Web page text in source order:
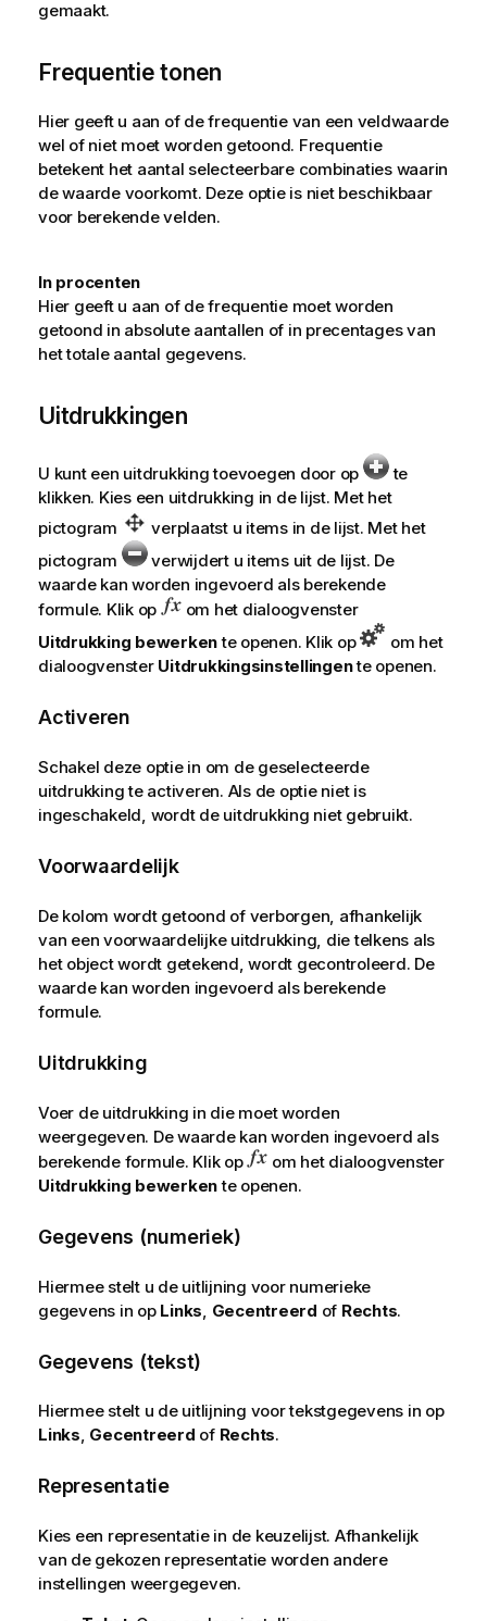
gemaakt.
Frequentie tonen
Hier geeft u aan of de frequentie van een veldwaarde
wel of niet moet worden getoond. Frequentie
betekent het aantal selecteerbare combinaties waarin
de waarde voorkomt. Deze optie is niet beschikbaar
voor berekende velden.
In procenten
Hier geeft u aan of de frequentie moet worden
getoond in absolute aantallen of in precentages van
het totale aantal gegevens.
Uitdrukkingen
U kunt een uitdrukking toevoegen door op
te
klikken. Kies een uitdrukking in de lijst. Met het
pictogram
verplaatst u items in de lijst. Met het
pictogram
verwijdert u items uit de lijst. De
waarde kan worden ingevoerd als berekende
formule. Klik op
om het dialoogvenster
Uitdrukking bewerkente openen. Klik op
om het
dialoogvenster Uitdrukkingsinstellingente openen.
Activeren
Schakel deze optie in om de geselecteerde
uitdrukking te activeren. Als de optie niet is
ingeschakeld, wordt de uitdrukking niet gebruikt.
Voorwaardelijk
De kolom wordt getoond of verborgen, afhankelijk
van een voorwaardelijke uitdrukking, die telkens als
het object wordt getekend, wordt gecontroleerd. De
waarde kan worden ingevoerd als berekende
formule.
Uitdrukking
Voer de uitdrukking in die moet worden
weergegeven. De waarde kan worden ingevoerd als
berekende formule. Klik op
om het dialoogvenster
Uitdrukking bewerkente openen.
Gegevens (numeriek)
Hiermee stelt u de uitlijning voor numerieke
gegevens in op Links Gecentreerd of Rechts.
Gegevens (tekst)
Hiermee stelt u de uitlijning voor tekstgegevens in op
Links, Gecentreerd of Rechts.
Representatie
Kies een representatie in de keuzelijst. Afhankelijk
van de gekozen representatie worden andere
instellingen weergegeven.